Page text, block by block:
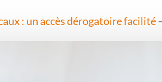
: un accès dérogatoire facilité